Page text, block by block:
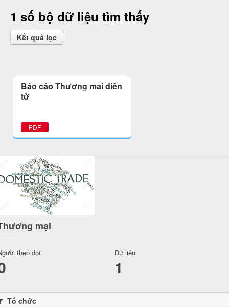
1 số bộ dữ liệu tìm thấy
Kết quả lọc
Báo cáo Thương mại điện
tử
PDF
mại
theo dõi Dữ liệu
1
Tổ chức